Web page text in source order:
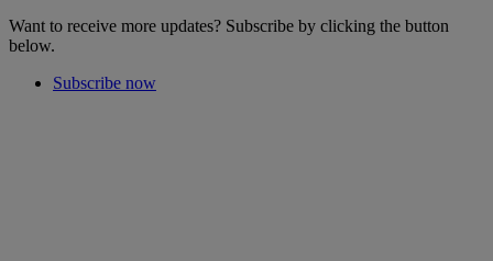
Want to receive more updates? Subscribe by clicking the button
below.
Subscribe now